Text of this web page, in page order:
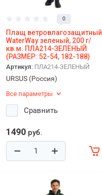
0
Плащ ветровлагозащитный
WaterWay зеленый, 200 г/
кв.м. ПЛА214-ЗЕЛЕНЫЙ
(РАЗМЕР: 52-54, 182-188)
Артикул: ПЛА214-ЗЕЛЕНЫЙ
URSUS (Россия)
Все параметры
Сравнить
1490 руб.